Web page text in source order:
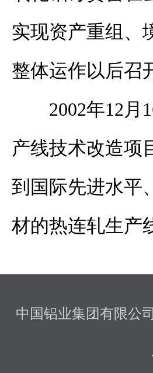
实现资产重组、
整体运作以后召
2002年12
产线技术改造项
到国际先进水平
材的热连轧生产
中国铝业集团有限公